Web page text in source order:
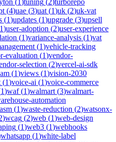
(4)uae (3)uat (1)uk (2)uk-vat
(1)updates (1)upgrade (3)upsell
1)user-adoption (2)user-experience
(1)variance-analysis (1)vat
(1)vehicle-tracking
evaluation (1)vendor-
selection (2)vercel-ai-sdk
(1)views (1)vision-2030
(1)voice-ai (1)voice-commerce
1)waf(1)walmart (3)walmart-
automation
(1)waste-reduction (2)watsonx-
)wcag (2)web (1)web-design
(1)web3 (1)webhooks
whatsapp (1)white-label